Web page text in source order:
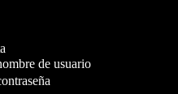
de usuario